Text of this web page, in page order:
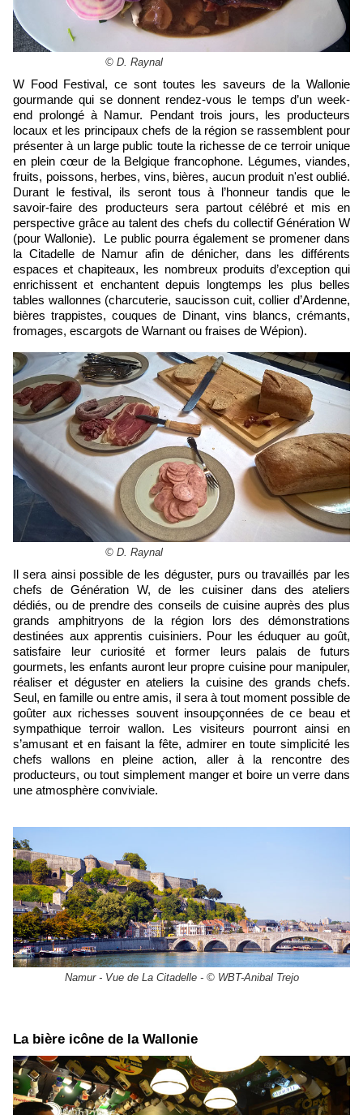
© D. Raynal
W Food Festival, ce sont toutes les saveurs de la Wallonie
gourmande qui se donnent rendez-vous le temps d’un week-
end prolongé à Namur. Pendant trois jours, les producteurs
locaux et les principaux chefs de la région se rassemblent pour
présenter à un large public toute la richesse de ce terroir unique
en plein cœur de la Belgique francophone. Légumes, viandes,
fruits, poissons, herbes, vins, bières, aucun produit n'est oublié.
Durant le festival, ils seront tous à l’honneur tandis que le
savoir-faire des producteurs sera partout célébré et mis en
perspective grâce au talent des chefs du collectif Génération W
(pour Wallonie). Le public pourra également se promener dans
la Citadelle de Namur afin de dénicher, dans les différents
espaces et chapiteaux, les nombreux produits d’exception qui
enrichissent et enchantent depuis longtemps les plus belles
tables wallonnes (charcuterie, saucisson cuit, collier d’Ardenne,
bières trappistes, couques de Dinant, vins blancs, crémants,
fromages, escargots de Warnant ou fraises de Wépion).
© D. Raynal
Il sera ainsi possible de les déguster, purs ou travaillés par les
chefs de Génération W, de les cuisiner dans des ateliers
dédiés, ou de prendre des conseils de cuisine auprès des plus
grands amphitryons de la région lors des démonstrations
destinées aux apprentis cuisiniers. Pour les éduquer au goût,
satisfaire leur curiosité et former leurs palais de futurs
gourmets, les enfants auront leur propre cuisine pour manipuler,
réaliser et déguster en ateliers la cuisine des grands chefs.
Seul, en famille ou entre amis, il sera à tout moment possible de
goûter aux richesses souvent insoupçonnées de ce beau et
sympathique terroir wallon. Les visiteurs pourront ainsi en
s’amusant et en faisant la fête, admirer en toute simplicité les
chefs wallons en pleine action, aller à la rencontre des
producteurs, ou tout simplement manger et boire un verre dans
une atmosphère conviviale.
Namur - Vue de La Citadelle - © WBT-Anibal Trejo
La bière icône de la Wallonie